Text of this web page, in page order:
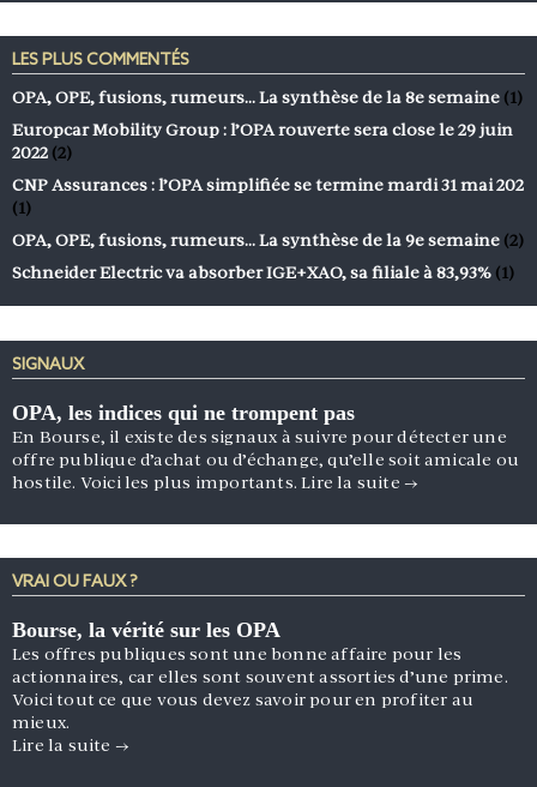
LES PLUS COMMENTÉS
OPA, OPE, fusions, rumeurs… La synthèse de la 8e semaine (1)
Europcar Mobility Group : l’OPA rouverte sera close le 29 juin
2022 (2)
CNP Assurances : l’OPA simplifiée se termine mardi 31 mai 202
(1)
OPA, OPE, fusions, rumeurs… La synthèse de la 9e semaine (2)
Schneider Electric va absorber IGE+XAO, sa filiale à 83,93% (1)
SIGNAUX
OPA, les indices qui ne trompent pas
En Bourse, il existe des signaux à suivre pour détecter une
offre publique d’achat ou d’échange, qu’elle soit amicale ou
hostile. Voici les plus importants.Lire la suite →
VRAI OU FAUX ?
Bourse, la vérité sur les OPA
Les offres publiques sont une bonne affaire pour les
actionnaires, car elles sont souvent assorties d’une prime.
Voici tout ce que vous devez savoir pour en profiter au
mieux.
Lire la suite →